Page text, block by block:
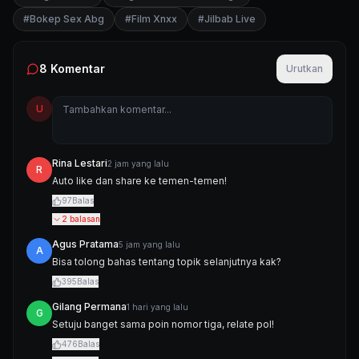
#Bokep Sex Abg #Film Xnxx #Jilbab Live
8 Komentar Urutkan
U
R
Rina Lestari2 jam yang lalu
Auto like dan share ke temen-temen!
97Balas
2 balasan
A
Agus Pratama5 jam yang lalu
Bisa tolong bahas tentang topik selanjutnya kak?
395Balas
G
Gilang Permana1 hari yang lalu
Setuju banget sama poin nomor tiga, relate pol!
476Balas